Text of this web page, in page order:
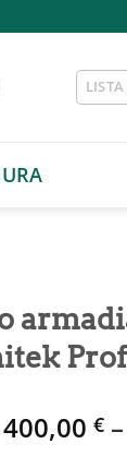
400,00 €–